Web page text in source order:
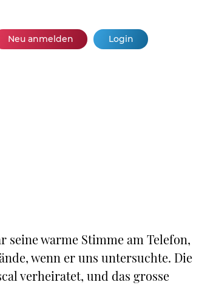
Neu anmelden Login
warme Stimme am Telefon,
wenn er uns untersuchte. Die
verheiratet, und das grosse